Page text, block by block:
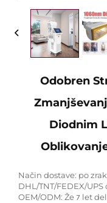
Odobren
Diodnim
Način dostave: po
DHL/TNT/FEDEX/
OEM/ODM: Že 7 let